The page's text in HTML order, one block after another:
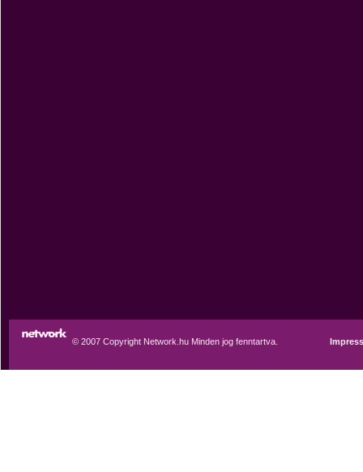
© 2007 Copyright Network.hu Minden jog fenntartva.